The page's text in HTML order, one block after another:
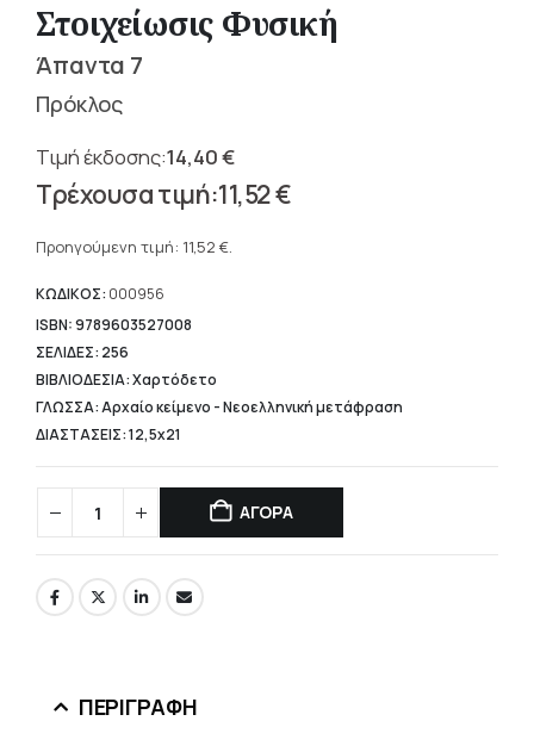
Στοιχείωσις Φυσική
Άπαντα 7
Πρόκλος
14,40€
Original
price
14,40 €.
11,52€
τρέχουσα
είναι:
11,52 €.
Προηγούμενη τιμή: 11,52 €.
ΚΩΔΙΚΟΣ: 000956
ISBN: 9789603527008
ΣΕΛΙΔΕΣ: 256
ΒΙΒΛΙΟΔΕΣΙΑ: Χαρτόδετο
ΓΛΩΣΣΑ: Αρχαίο κείμενο - Νεοελληνική μετάφραση
ΔΙΑΣΤΑΣΕΙΣ: 12,5x21
ΑΓΟΡΑ
ΠΕΡΙΓΡΑΦΉ